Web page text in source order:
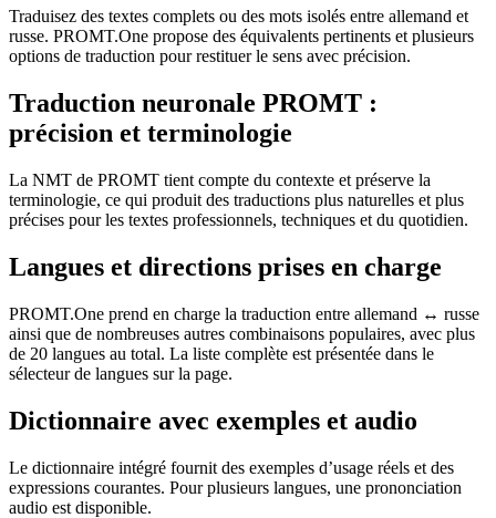
Traduisez des textes complets ou des mots isolés entre allemand et
russe. PROMT.One propose des équivalents pertinents et plusieurs
options de traduction pour restituer le sens avec précision.
Traduction neuronale PROMT :
précision et terminologie
La NMT de PROMT tient compte du contexte et préserve la
terminologie, ce qui produit des traductions plus naturelles et plus
précises pour les textes professionnels, techniques et du quotidien.
Langues et directions prises en charge
PROMT.One prend en charge la traduction entre allemand ↔ russe
ainsi que de nombreuses autres combinaisons populaires, avec plus
de 20 langues au total. La liste complète est présentée dans le
sélecteur de langues sur la page.
Dictionnaire avec exemples et audio
Le dictionnaire intégré fournit des exemples d’usage réels et des
expressions courantes. Pour plusieurs langues, une prononciation
audio est disponible.